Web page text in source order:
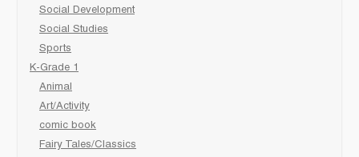
Social Development
Social Studies
Sports
K-Grade 1
Animal
Art/Activity
comic book
Fairy Tales/Classics